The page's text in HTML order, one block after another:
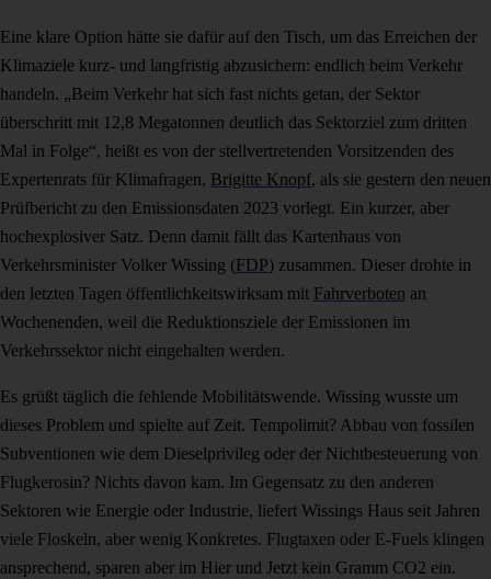
Eine klare Option hätte sie dafür auf den Tisch, um das Erreichen der
Klimaziele kurz- und langfristig abzusichern: endlich beim Verkehr
handeln. „Beim Verkehr hat sich fast nichts getan, der Sektor
überschritt mit 12,8 Megatonnen deutlich das Sektorziel zum dritten
Mal in Folge“, heißt es von der stellvertretenden Vorsitzenden des
Expertenrats für Klimafragen, Brigitte Knopf, als sie gestern den neuen
Prüfbericht zu den Emissionsdaten 2023 vorlegt. Ein kurzer, aber
hochexplosiver Satz. Denn damit fällt das Kartenhaus von
Verkehrsminister Volker Wissing (FDP) zusammen. Dieser drohte in
den letzten Tagen öffentlichkeitswirksam mit Fahrverboten an
Wochenenden, weil die Reduktionsziele der Emissionen im
Verkehrssektor nicht eingehalten werden.
Es grüßt täglich die fehlende Mobilitätswende. Wissing wusste um
dieses Problem und spielte auf Zeit. Tempolimit? Abbau von fossilen
Subventionen wie dem Dieselprivileg oder der Nichtbesteuerung von
Flugkerosin? Nichts davon kam. Im Gegensatz zu den anderen
Sektoren wie Energie oder Industrie, liefert Wissings Haus seit Jahren
viele Floskeln, aber wenig Konkretes. Flugtaxen oder E-Fuels klingen
ansprechend, sparen aber im Hier und Jetzt kein Gramm CO2 ein.